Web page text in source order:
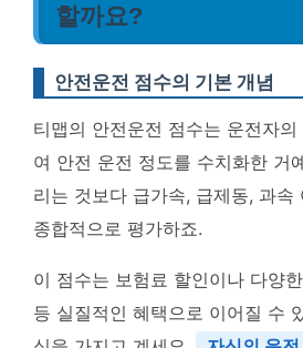
할까요?
안전운전 점수의 기본 개념
티맵의 안전운전 점수는 운전자
여 안전 운전 정도를 수치화한 거
리는 것보다 급가속, 급제동, 과속
종합적으로 평가하죠.
이 점수는 보험료 할인이나 다양
등 실질적인 혜택으로 이어질 수